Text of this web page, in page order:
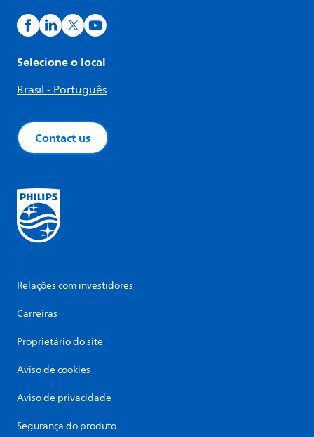
Selecione o local
Brasil - Português
Contact us
Relações com investidores
Carreiras
Proprietário do site
Aviso de cookies
Aviso de privacidade
Segurança do produto